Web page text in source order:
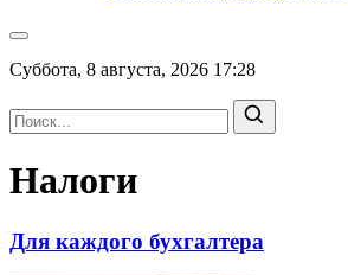
Суббота, 8 августа, 2026 17:28
Налоги
Для каждого бухгалтера